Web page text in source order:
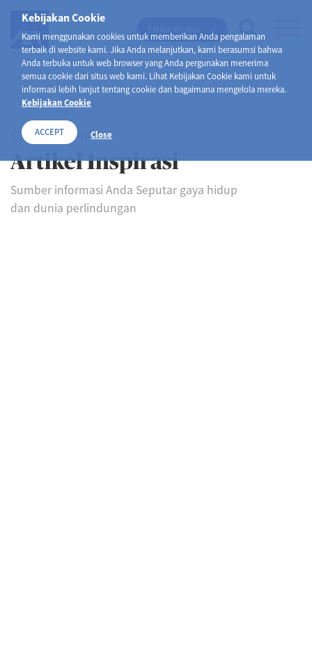
Kebijakan Cookie
Kami menggunakan cookies untuk memberikan Anda pengalaman
terbaik di website kami. Jika Anda melanjutkan, kami berasumsi bahwa
Anda terbuka untuk web browser yang Anda pergunakan menerima
semua cookie dari situs web kami. Lihat Kebijakan Cookie kami untuk
informasi lebih lanjut tentang cookie dan bagaimana mengelola mereka.
Kebijakan Cookie
ACCEPT Close
SELAMAT DATANG DI
Artikel Inspirasi
Sumber informasi Anda Seputar gaya hidup
dan dunia perlindungan